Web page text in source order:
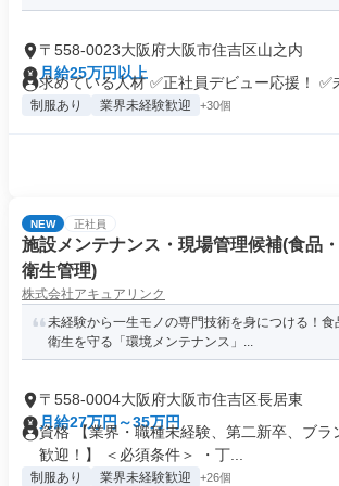
〒558-0023大阪府大阪市住吉区山之内
月給25万円以上
求めている人材 ✅正社員デビュー応援！ ✅
制服あり 業界未経験歓迎 +30個
NEW 正社員
施設メンテナンス・現場管理候補(食品
衛生管理)
株式会社アキュアリンク
未経験から一生モノの専門技術を身につける！
衛生を守る「環境メンテナンス」...
〒558-0004大阪府大阪市住吉区長居東
月給27万円～35万円
資格 【業界・職種未経験、第二新卒、ブラ
歓迎！】 ＜必須条件＞ ・丁...
制服あり 業界未経験歓迎 +26個